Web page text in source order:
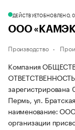
ДЕЙСТВУЕТОБНОВЛЕНО,
ООО
Производство
Компания
зарегистрирована
Пермь, ул.
наименование:
организации